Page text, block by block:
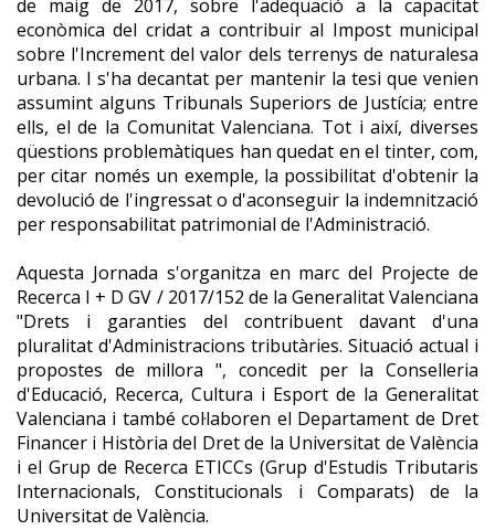
de maig de 2017, sobre l'adequació a la capacitat
econòmica del cridat a contribuir al Impost municipal
sobre l'Increment del valor dels terrenys de naturalesa
urbana. I s'ha decantat per mantenir la tesi que venien
assumint alguns Tribunals Superiors de Justícia; entre
ells, el de la Comunitat Valenciana. Tot i així, diverses
qüestions problemàtiques han quedat en el tinter, com,
per citar només un exemple, la possibilitat d'obtenir la
devolució de l'ingressat o d'aconseguir la indemnització
per responsabilitat patrimonial de l'Administració.
Aquesta Jornada s'organitza en marc del Projecte de
Recerca I + D GV / 2017/152 de la Generalitat Valenciana
"Drets i garanties del contribuent davant d'una
pluralitat d'Administracions tributàries. Situació actual i
propostes de millora ", concedit per la Conselleria
d'Educació, Recerca, Cultura i Esport de la Generalitat
Valenciana i també col·laboren el Departament de Dret
Financer i Història del Dret de la Universitat de València
i el Grup de Recerca ETICCs (Grup d'Estudis Tributaris
Internacionals, Constitucionals i Comparats) de la
Universitat de València.